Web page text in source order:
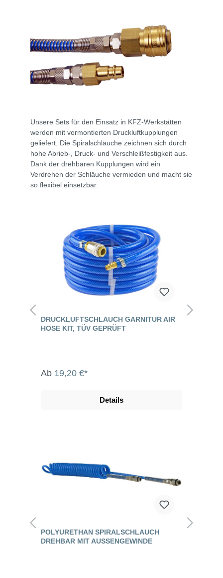
Unsere Sets für den Einsatz in KFZ-Werkstätten
werden mit vormontierten Druckluftkupplungen
geliefert. Die Spiralschläuche zeichnen sich durch
hohe Abrieb-, Druck- und Verschleißfestigkeit aus.
Dank der drehbaren Kupplungen wird ein
Verdrehen der Schläuche vermieden und macht sie
so flexibel einsetzbar.
DRUCKLUFTSCHLAUCH GARNITUR AIR
HOSE KIT, TÜV GEPRÜFT
Ab 19,20 €*
Details
POLYURETHAN SPIRALSCHLAUCH
DREHBAR MIT AUSSENGEWINDE